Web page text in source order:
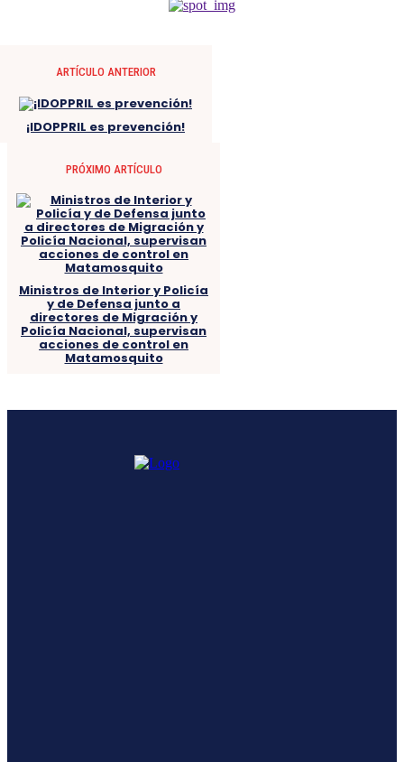
ARTÍCULO ANTERIOR
¡IDOPPRIL es prevención!⁣
PRÓXIMO ARTÍCULO
Ministros de Interior y Policía
y de Defensa junto a
directores de Migración y
Policía Nacional, supervisan
acciones de control en
Matamosquito